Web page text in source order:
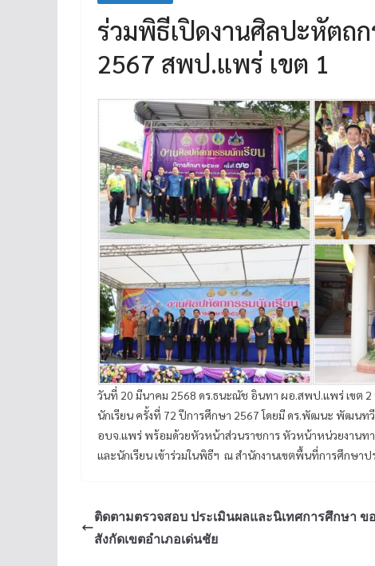
ร่วมพิธีเปิดงานศิลปะหัตถ
2567 สพป.แพร่ เขต 1
วันที่ 20 มีนาคม 2568 ดร.ธนะณัช อินทา ผอ.สพป.แพร่ เขต
นักเรียน ครั้งที่ 72 ปีการศึกษา 2567 โดยมี ดร.พัฒนะ พัฒนท
อบจ.แพร่ พร้อมด้วยหัวหน้าส่วนราชการ หัวหน้าหน่วยงานท
และนักเรียน เข้าร่วมในพิธีฯ ณ สำนักงานเขตพื้นที่การศึกษา
ติดตามตรวจสอบ ประเมินผลและนิเทศการศึกษา ข
สังกัดเขตอำเภอเด่นชัย